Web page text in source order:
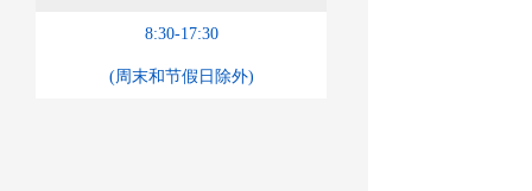
8:30-17:30
(周末和节假日除外)